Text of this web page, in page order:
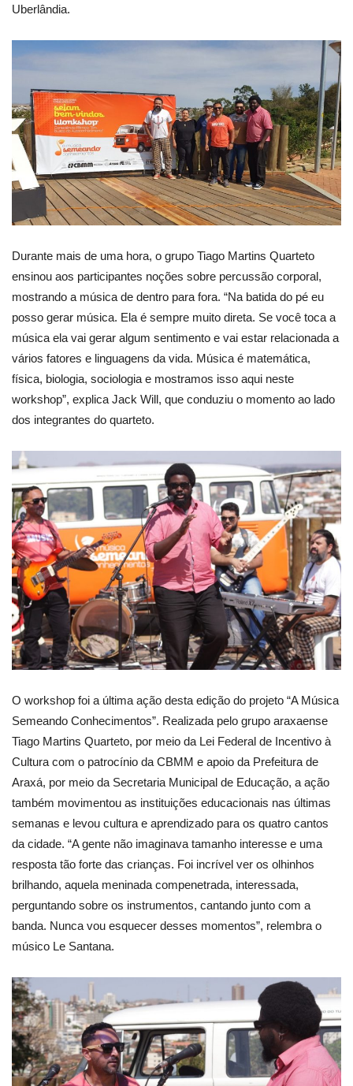
Uberlândia.
Durante mais de uma hora, o grupo Tiago Martins Quarteto
ensinou aos participantes noções sobre percussão corporal,
mostrando a música de dentro para fora. “Na batida do pé eu
posso gerar música. Ela é sempre muito direta. Se você toca a
música ela vai gerar algum sentimento e vai estar relacionada a
vários fatores e linguagens da vida. Música é matemática,
física, biologia, sociologia e mostramos isso aqui neste
workshop”, explica Jack Will, que conduziu o momento ao lado
dos integrantes do quarteto.
O workshop foi a última ação desta edição do projeto “A Música
Semeando Conhecimentos”. Realizada pelo grupo araxaense
Tiago Martins Quarteto, por meio da Lei Federal de Incentivo à
Cultura com o patrocínio da CBMM e apoio da Prefeitura de
Araxá, por meio da Secretaria Municipal de Educação, a ação
também movimentou as instituições educacionais nas últimas
semanas e levou cultura e aprendizado para os quatro cantos
da cidade. “A gente não imaginava tamanho interesse e uma
resposta tão forte das crianças. Foi incrível ver os olhinhos
brilhando, aquela meninada compenetrada, interessada,
perguntando sobre os instrumentos, cantando junto com a
banda. Nunca vou esquecer desses momentos”, relembra o
músico Le Santana.